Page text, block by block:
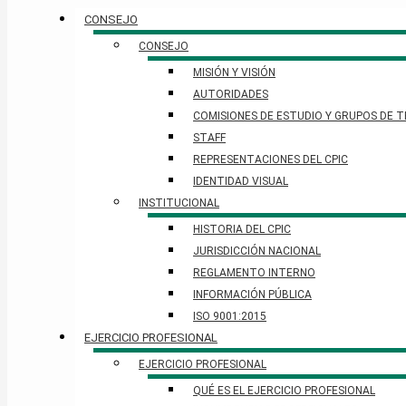
CONSEJO
CONSEJO
MISIÓN Y VISIÓN
AUTORIDADES
COMISIONES DE ESTUDIO Y GRUPOS DE
STAFF
REPRESENTACIONES DEL CPIC
IDENTIDAD VISUAL
INSTITUCIONAL
HISTORIA DEL CPIC
JURISDICCIÓN NACIONAL
REGLAMENTO INTERNO
INFORMACIÓN PÚBLICA
ISO 9001:2015
EJERCICIO PROFESIONAL
EJERCICIO PROFESIONAL
QUÉ ES EL EJERCICIO PROFESIONAL